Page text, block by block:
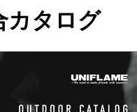
カタログ